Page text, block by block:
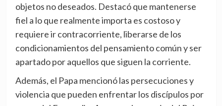
objetos no deseados. Destacó que mantenerse
fiel a lo que realmente importa es costoso y
requiere ir contracorriente, liberarse de los
condicionamientos del pensamiento común y ser
apartado por aquellos que siguen la corriente.
Además, el Papa mencionó las persecuciones y
violencia que pueden enfrentar los discípulos por